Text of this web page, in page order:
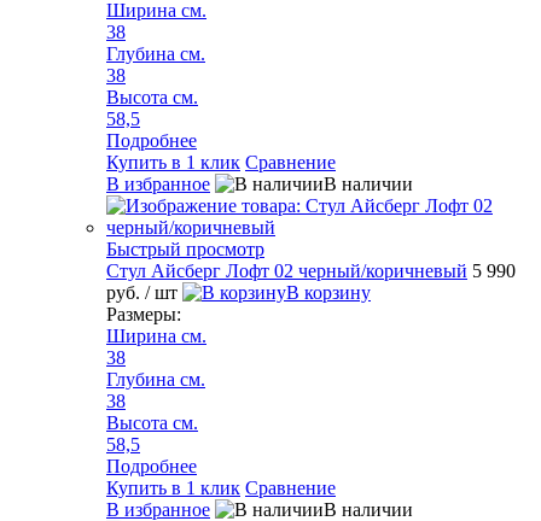
Ширина см.
38
Глубина см.
38
Высота см.
58,5
Подробнее
Купить в 1 клик Сравнение
В избранное
В наличии
Быстрый просмотр
Стул Айсберг Лофт 02 черный/коричневый 5 990
руб. / шт
В корзину
Размеры:
Ширина см.
38
Глубина см.
38
Высота см.
58,5
Подробнее
Купить в 1 клик Сравнение
В избранное
В наличии